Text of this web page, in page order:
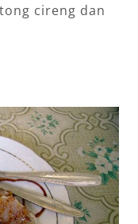
cireng dan